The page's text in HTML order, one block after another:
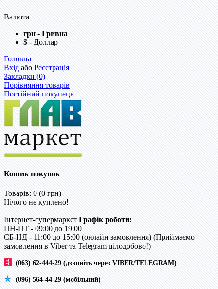
Валюта
грн - Гривна
$ - Доллар
Головна
ВхідабоРеєстрація
Закладки (0)
Порівняння товарів
Постійний покупець
Кошик покупок
Товарів: 0 (0 грн)
Нічого не куплено!
Інтернет-супермаркет Графік роботи:
ПН-ПТ - 09:00 до 19:00
CБ-НД - 11:00 до 15:00 (онлайн замовлення) (Приймаємо
замовлення в Viber та Telegram цілодобово!)
(063) 62-444-29 (дзвоніть через VIBER/TELEGRAM)
(096) 564-44-29 (мобільний)